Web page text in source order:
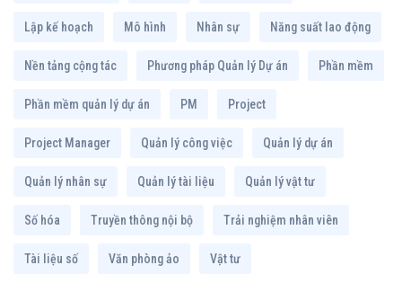
Lập kế hoạch Mô hình Nhân sự Năng suất lao động
Nền tảng cộng tác Phương pháp Quản lý Dự án Phần mềm
Phần mềm quản lý dự án PM Project
Project Manager Quản lý công việc Quản lý dự án
Quản lý nhân sự Quản lý tài liệu Quản lý vật tư
Số hóa Truyền thông nội bộ Trải nghiệm nhân viên
Tài liệu số Văn phòng ảo Vật tư